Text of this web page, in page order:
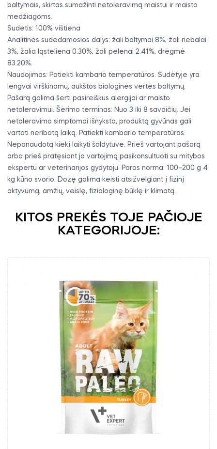
baltymais, skirtas sumažinti netoleravimą maistui ir maisto
medžiagoms.
Sudėtis: 100% vištiena
Analitinės sudedamosios dalys: žali baltymai 8%, žali riebalai
3%, žalia ląsteliena 0.30%, žali pelenai 2.41%, drėgmė
83.20%.
Naudojimas: Patiekti kambario temperatūros. Sudėtyje yra
lengvai virškinamų, aukštos biologinės vertės baltymų.
Pašarą galima šerti pasireiškus alergijai ar maisto
netoleravimui. Šėrimo terminas: Nuo 3 iki 8 savaičių. Jei
netoleravimo simptomai išnyksta, produktą gyvūnas gali
vartoti neribotą laiką. Patiekti kambario temperatūros.
Nepanaudotą kiekį laikyti šaldytuve. Prieš vartojant pašarą
arba prieš pratęsiant jo vartojimą pasikonsultuoti su mitybos
ekspertu ar veterinarijos gydytoju. Paros norma: 100–200 g 4
kg kūno svorio. Dozę galima keisti atsižvelgiant į fizinį
aktyvumą, amžių, veislę, fiziologinę būklę ir klimatą.
KITOS PREKĖS TOJE PAČIOJE
KATEGORIJOJE: